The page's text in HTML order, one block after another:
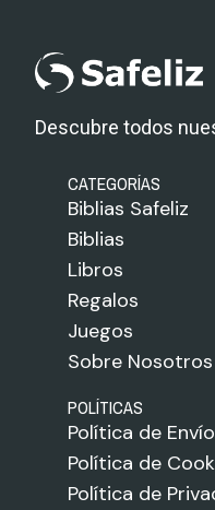
Descubre todos
CATEGORÍAS
Biblias Safeliz
Biblias
Libros
Regalos
Juegos
Sobre Nosotros
POLÍTICAS
Política de
Política de
Política de